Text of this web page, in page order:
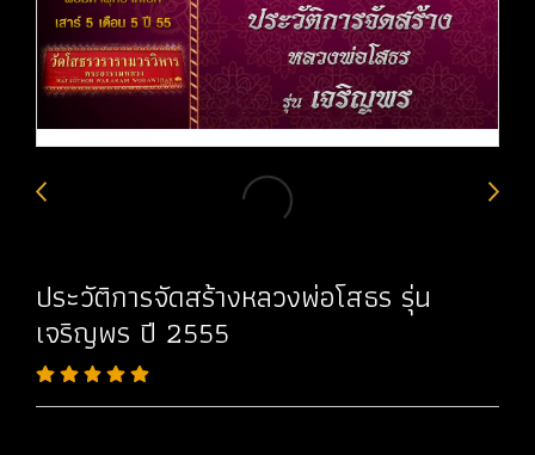
ประวัติการจัดสร้างหลวงพ่อโสธร รุ่น
เจริญพร ปี 2555